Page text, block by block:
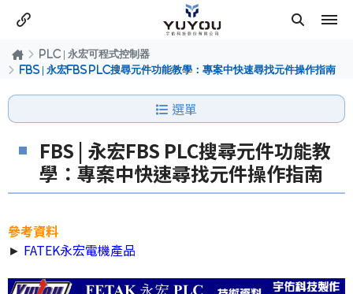
PLC | 永宏可程式控制器
FBS | 永宏FBS PLC搜尋元件功能教學：專案中快速尋找元件操作指南
選單
FBS | 永宏FBS PLC搜尋元件功能教
學：專案中快速尋找元件操作指南
參考資料
► FATEK永宏電機產品